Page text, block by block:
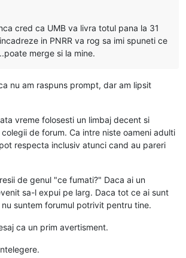
cred ca UMB va livra totul pana la 31
in PNRR va rog sa imi spuneti ce
merge si la mine.
nu am raspuns prompt, dar am lipsit
vreme folosesti un limbaj decent si
de forum. Ca intre niste oameni adulti
respecta inclusiv atunci cand au pareri
de genul "ce fumati?" Daca ai un
sa-l expui pe larg. Daca tot ce ai sunt
suntem forumul potrivit pentru tine.
ca un prim avertisment.